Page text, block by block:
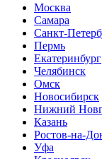
Москва
Самара
Санкт-
Пермь
Екатеринбург
Челябинск
Омск
Новосибирск
Нижний
Казань
Ростов-на-
Уфа